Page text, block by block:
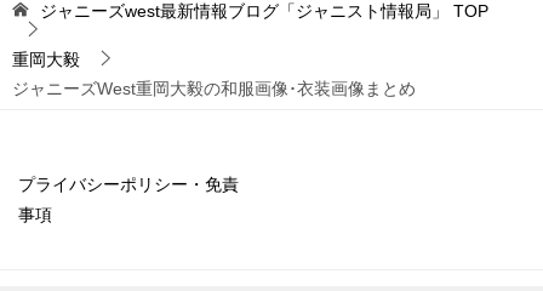
ジャニーズwest最新情報ブログ「ジャニスト情報局」 TOP
重岡大毅
ジャニーズWest重岡大毅の和服画像･衣装画像まとめ
プライバシーポリシー・免責
事項